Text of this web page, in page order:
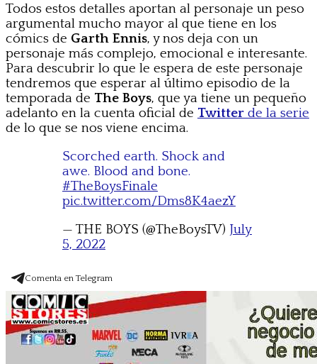
Todos estos detalles aportan al personaje un peso
argumental mucho mayor al que tiene en los
cómics de Garth Ennis, y nos deja con un
personaje más complejo, emocional e interesante.
Para descubrir lo que le espera de este personaje
tendremos que esperar al último episodio de la
temporada de The Boys, que ya tiene un pequeño
adelanto en la cuenta oficial de Twitter de la serie
de lo que se nos viene encima.
Scorched earth. Shock and
awe. Blood and bone.
#TheBoysFinale
pic.twitter.com/Dms8K4aezY
— THE BOYS (@TheBoysTV) July
5, 2022
Comenta en Telegram